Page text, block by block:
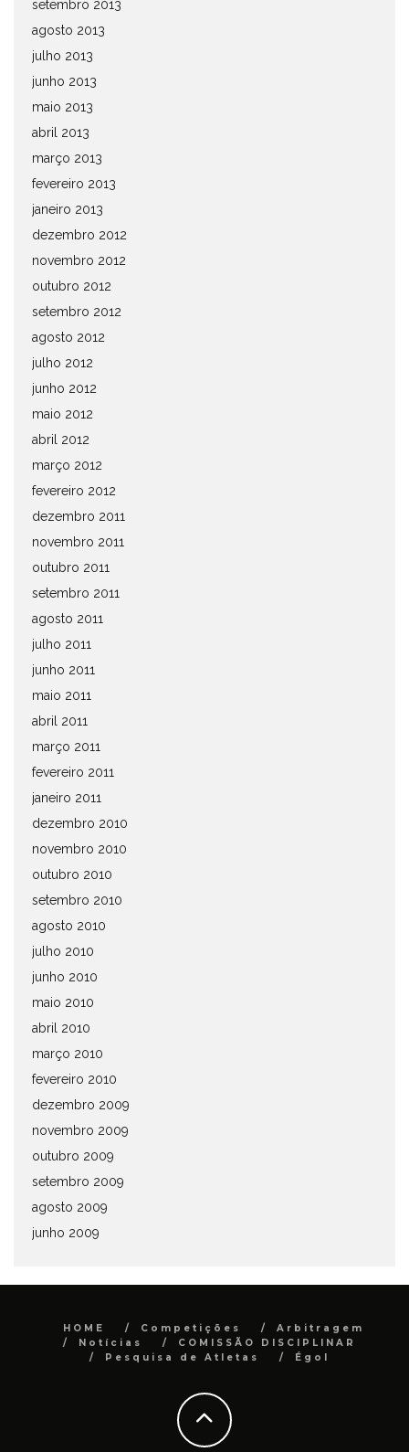
setembro 2013
agosto 2013
julho 2013
junho 2013
maio 2013
abril 2013
março 2013
fevereiro 2013
janeiro 2013
dezembro 2012
novembro 2012
outubro 2012
setembro 2012
agosto 2012
julho 2012
junho 2012
maio 2012
abril 2012
março 2012
fevereiro 2012
dezembro 2011
novembro 2011
outubro 2011
setembro 2011
agosto 2011
julho 2011
junho 2011
maio 2011
abril 2011
março 2011
fevereiro 2011
janeiro 2011
dezembro 2010
novembro 2010
outubro 2010
setembro 2010
agosto 2010
julho 2010
junho 2010
maio 2010
abril 2010
março 2010
fevereiro 2010
dezembro 2009
novembro 2009
outubro 2009
setembro 2009
agosto 2009
junho 2009
HOME Competições
Arbitragem
Notícias
COMISSÃO DISCIPLINAR
Pesquisa de Atletas
Égol